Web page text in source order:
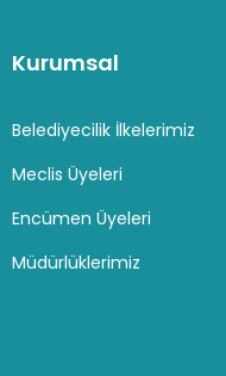
Kurumsal
Belediyecilik İlkelerimiz
Meclis Üyeleri
Encümen Üyeleri
Müdürlüklerimiz